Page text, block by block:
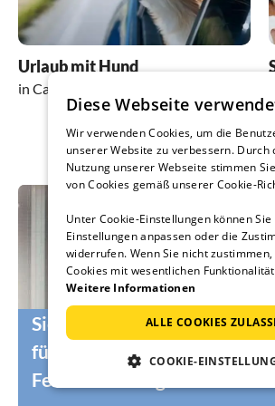
Urlaub mit Hund
in Caniço de Baixo
Sie suchen noch die
für Ihr Ferienhaus oder Ihre
Ferienwohnung?
Diese Webseite
Wir verwenden Cookies, um die
unserer Website zu verbessern. Durch
Nutzung unserer Webseite stimmen
von Cookies gemäß unserer Cookie-
Unter Cookie-Einstellungen können Sie
Einstellungen anpassen oder die
widerrufen. Wenn Sie nicht
Cookies mit wesentlichen
Weitere Informationen
ALLE COOKIES
COOKIE-